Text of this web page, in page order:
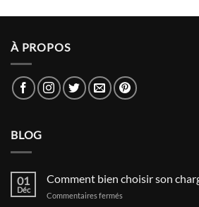
À PROPOS
BLOG
01
Déc
Comment bien choisir son
Commentaires fermés